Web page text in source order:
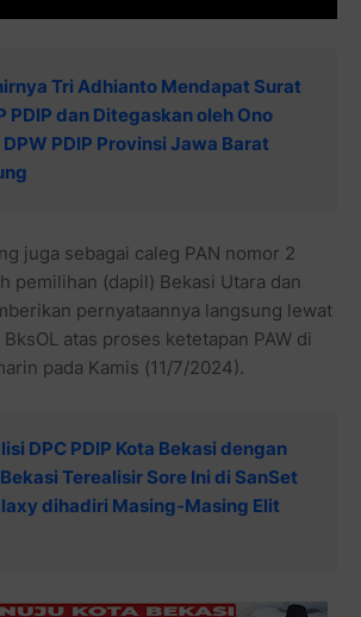
Tri Adhianto Mendapat Surat
PDIP dan Ditegaskan oleh Ono
PDIP Provinsi Jawa Barat
juga sebagai caleg PAN nomor 2
pemilihan (dapil) Bekasi Utara dan
pernyataannya langsung lewat
atas proses ketetapan PAW di
pada Kamis (11/7/2024).
DPC PDIP Kota Bekasi dengan
Terealisir Sore Ini di SanSet
dihadiri Masing-Masing Elit